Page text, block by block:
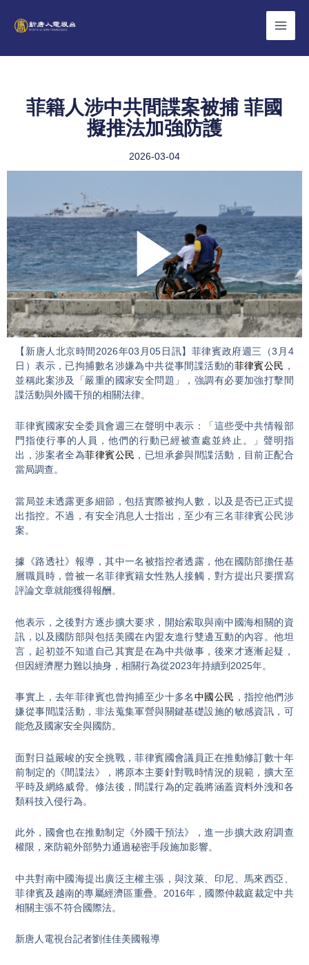
菲籍人涉中共間諜案被捕 菲國
擬推法加強防護
2026-03-04
Play
Video
【新唐人北京時間2026年03月05日訊】菲律賓政府週三（3月4
日）表示，已拘捕數名涉嫌為中共從事間諜活動的菲律賓公民 ，
並稱此案涉及「嚴重的國家安全問題」，強調有必要加強打擊間
諜活動與外國干預的相關法律。
菲律賓國家安全委員會週三在聲明中表示：「這些受中共情報部
門指使行事的人員，他們的行動已經被查處並終止。」聲明指
出，涉案者全為菲律賓公民 ，已坦承參與間諜活動，目前正配合
當局調查。
當局並未透露更多細節，包括實際被拘人數，以及是否已正式提
出指控。不過，有安全消息人士指出，至少有三名菲律賓公民涉
案。
據《路透社》報導，其中一名被指控者透露，他在國防部擔任基
層職員時，曾被一名菲律賓籍女性熟人接觸，對方提出只要撰寫
評論文章就能獲得報酬。
他表示，之後對方逐步擴大要求，開始索取與南中國海相關的資
訊，以及國防部與包括美國在內盟友進行雙邊互動的內容。他坦
言，起初並不知道自己其實是在為中共做事，後來才逐漸起疑，
但因經濟壓力難以抽身，相關行為從2023年持續到2025年。
事實上，去年菲律賓也曾拘捕至少十多名中國公民 ，指控他們涉
嫌從事間諜活動，非法蒐集軍營與關鍵基礎設施的敏感資訊，可
能危及國家安全與國防。
面對日益嚴峻的安全挑戰，菲律賓國會議員正在推動修訂數十年
前制定的《間諜法》，將原本主要針對戰時情況的規範，擴大至
平時及網絡威脅。修法後，間諜行為的定義將涵蓋資料外洩和各
類科技入侵行為。
此外，國會也在推動制定《外國干預法》，進一步擴大政府調查
權限，來防範外部勢力通過秘密手段施加影響。
中共對南中國海提出廣泛主權主張，與汶萊、印尼、馬來西亞、
菲律賓及越南的專屬經濟區重疊。2016年，國際仲裁庭裁定中共
相關主張不符合國際法。
新唐人電視台記者劉佳佳美國報導